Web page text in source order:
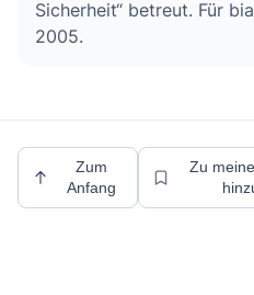
Sicherheit“ betreut. Für
2005.
Zum
Anfang
Zu